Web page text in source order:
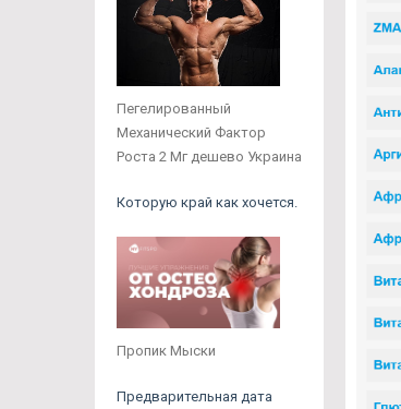
Пегелированный
Механический Фактор
Роста 2 Мг дешево Украина
Которую край как хочется.
Пропик Мыски
Предварительная дата